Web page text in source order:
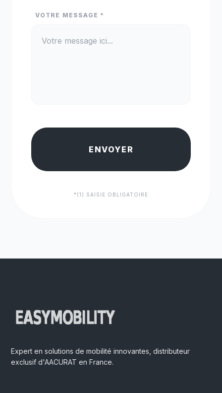
VOTRE MESSAGE *
ENVOYER
*(1) SAISIE OBLIGATOIRE
Expert en solutions de mobilité innovantes, distributeur
exclusif d'AACURAT en France.